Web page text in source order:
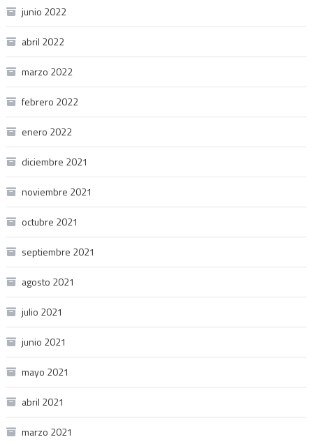
junio 2022
abril 2022
marzo 2022
febrero 2022
enero 2022
diciembre 2021
noviembre 2021
octubre 2021
septiembre 2021
agosto 2021
julio 2021
junio 2021
mayo 2021
abril 2021
marzo 2021